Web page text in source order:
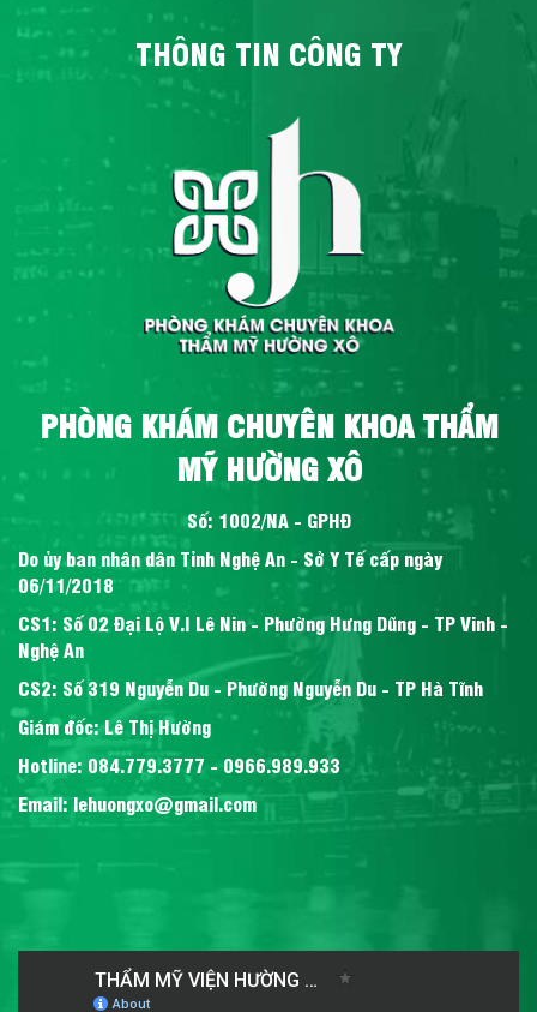
THÔNG TIN CÔNG TY
PHÒNG KHÁM CHUYÊN KHOA THẨM
MỸ HƯỜNG XÔ
Số: 1002/NA - GPHĐ
Do ủy ban nhân dân Tỉnh Nghệ An - Sở Y Tế cấp ngày
06/11/2018
CS1: Số 02 Đại Lộ V.I Lê Nin - Phường Hưng Dũng - TP Vinh -
Nghệ An
CS2: Số 319 Nguyễn Du - Phường Nguyễn Du - TP Hà Tĩnh
Giám đốc: Lê Thị Hường
Hotline: 084.779.3777 - 0966.989.933
Email: lehuongxo@gmail.com